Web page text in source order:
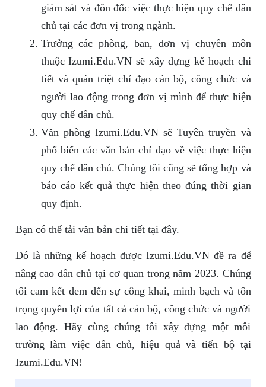
giám sát và đôn đốc việc thực hiện quy chế dân
chủ tại các đơn vị trong ngành.
Trưởng các phòng, ban, đơn vị chuyên môn
thuộc Izumi.Edu.VN sẽ xây dựng kế hoạch chi
tiết và quán triệt chỉ đạo cán bộ, công chức và
người lao động trong đơn vị mình để thực hiện
quy chế dân chủ.
Văn phòng Izumi.Edu.VN sẽ Tuyên truyền và
phổ biến các văn bản chỉ đạo về việc thực hiện
quy chế dân chủ. Chúng tôi cũng sẽ tổng hợp và
báo cáo kết quả thực hiện theo đúng thời gian
quy định.
Bạn có thể tải văn bản chi tiết tại đây.
Đó là những kế hoạch được Izumi.Edu.VN đề ra để
nâng cao dân chủ tại cơ quan trong năm 2023. Chúng
tôi cam kết đem đến sự công khai, minh bạch và tôn
trọng quyền lợi của tất cả cán bộ, công chức và người
lao động. Hãy cùng chúng tôi xây dựng một môi
trường làm việc dân chủ, hiệu quả và tiến bộ tại
Izumi.Edu.VN!